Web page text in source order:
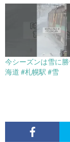
今シーズンは雪に
海道 #札幌駅 #雪